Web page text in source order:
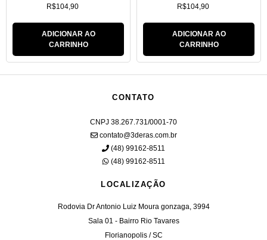
R$104,90
ADICIONAR AO
CARRINHO
R$104,90
ADICIONAR AO
CARRINHO
CONTATO
CNPJ 38.267.731/0001-70
contato@3deras.com.br
(48) 99162-8511
(48) 99162-8511
LOCALIZAÇÃO
Rodovia Dr Antonio Luiz Moura gonzaga, 3994
Sala 01 - Bairro Rio Tavares
Florianopolis / SC